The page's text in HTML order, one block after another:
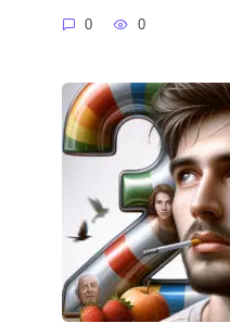
0 0